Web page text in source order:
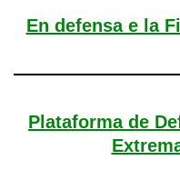
En defensa e la
Plataforma de